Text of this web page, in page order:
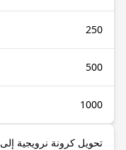
250
500
1000
تحويل كرونة نرويجية إلى BitTorrent